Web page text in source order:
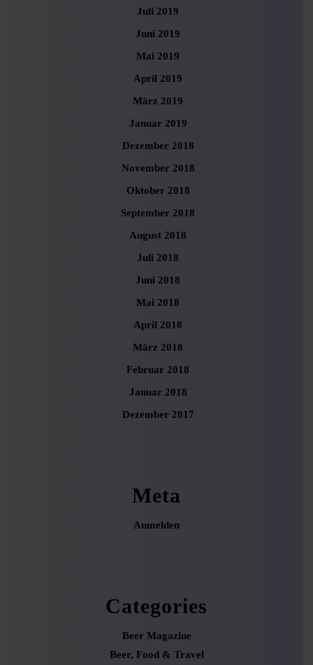
Juli 2019
Juni 2019
Mai 2019
April 2019
März 2019
Januar 2019
Dezember 2018
November 2018
Oktober 2018
September 2018
August 2018
Juli 2018
Juni 2018
Mai 2018
April 2018
März 2018
Februar 2018
Januar 2018
Dezember 2017
Meta
Anmelden
Categories
Beer Magazine
Beer, Food & Travel